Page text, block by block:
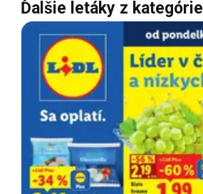
Ďalšie letáky z kategórie